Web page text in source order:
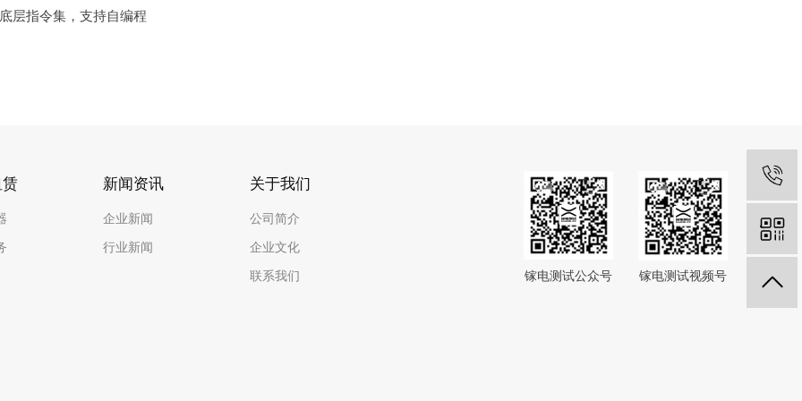
层指令集，支持自编程
新闻资讯
企业新闻
行业新闻
关于我们
公司简介
企业文化
联系我们
镓电测试公众号 镓电测试视频号